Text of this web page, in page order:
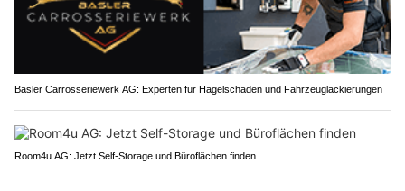
Basler Carrosseriewerk AG: Experten für Hagelschäden und Fahrzeuglackierungen
Room4u AG: Jetzt Self-Storage und Büroflächen finden